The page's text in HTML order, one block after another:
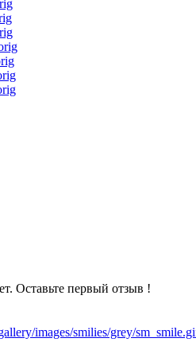
Оставьте первый отзыв !